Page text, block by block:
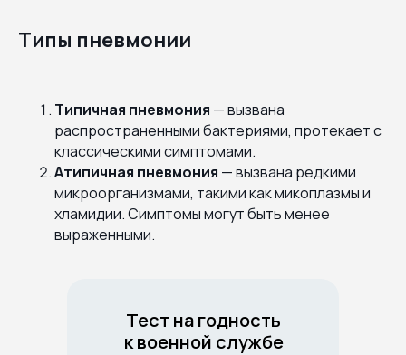
Типы пневмонии
Типичная пневмония — вызвана
распространенными бактериями, протекает с
классическими симптомами.
Атипичная пневмония — вызвана редкими
микроорганизмами, такими как микоплазмы и
хламидии. Симптомы могут быть менее
выраженными.
Тест на годность
к военной службе